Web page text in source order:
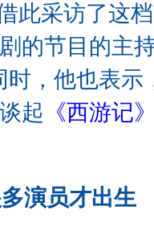
此采访了这
的节目的主
时，他也表
起 《西游记
演员才出生